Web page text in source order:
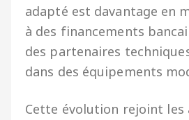
adapté est davantage en
à des financements
des partenaires
dans des équipements
Cette évolution rejoint les